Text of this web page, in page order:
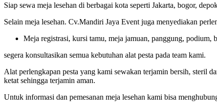
Siap sewa meja lesehan di berbagai kota seperti Jakarta, bogor,
Selain meja lesehan. Cv.Mandiri Jaya Event juga menyediakan
Meja registrasi, kursi tamu, meja jamuan, panggung, podium,
segera konsultasikan semua kebutuhan alat pesta pada team kami.
Alat perlengkapan pesta yang kami sewakan terjamin bersih, steril
ketat sehingga terjamin aman.
Untuk informasi dan pemesanan meja lesehan kami bisa